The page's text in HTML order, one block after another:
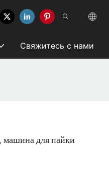
Свяжитесь с нами
машина для пайки